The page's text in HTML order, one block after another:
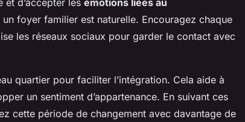
et d’accepter les émotions liées au
foyer familier est naturelle. Encouragez chaque
les réseaux sociaux pour garder le contact avec
quartier pour faciliter l’intégration. Cela aide à
un sentiment d’appartenance. En suivant ces
cette période de changement avec davantage de